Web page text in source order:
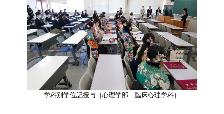
学科別学位記授与［心理学部 臨床心理学科］​​​